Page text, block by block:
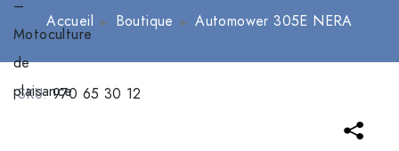
Accueil Boutique Automower 305E NERA
SKU:970 65 30 12